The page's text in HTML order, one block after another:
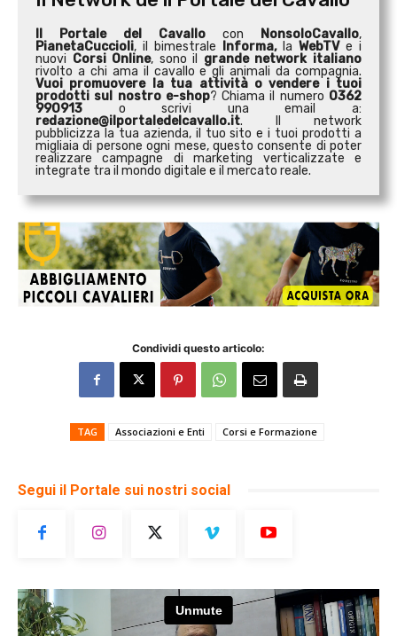
Il Portale del Cavallo con NonsoloCavallo,
PianetaCuccioli, il bimestrale Informa,laWebTVe i
nuovi Corsi Online, sono il grande network italiano
rivolto a chi ama il cavallo e gli animali da compagnia.
Vuoi promuovere la tua attività ovendere i tuoi
prodotti sul nostro e-shop? Chiama il numero 0362
990913 o scrivi una email a:
redazione@ilportaledelcavallo.it. Il network
pubblicizza la tua azienda, il tuo sito e i tuoi prodotti a
migliaia di persone ogni mese, questo consente di poter
realizzare campagne di marketing verticalizzate e
integrate tra il mondo digitale e il mercato reale.
Condividi questo articolo:
TAG Associazioni e Enti Corsi e Formazione
Segui il Portale sui nostri social